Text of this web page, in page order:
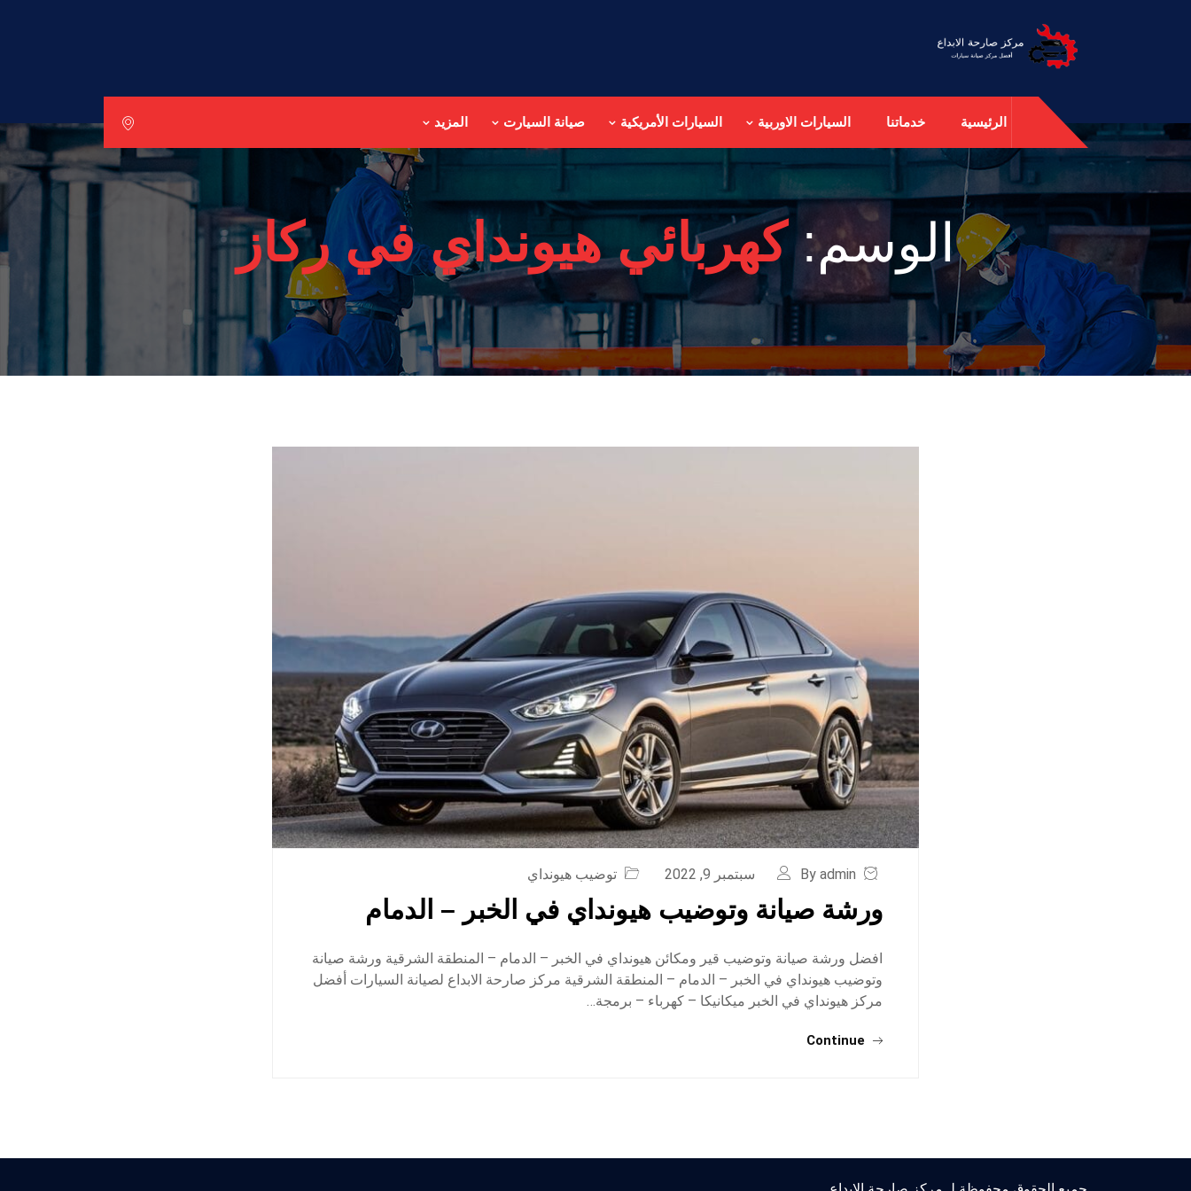
الرئيسية خدماتنا السيارات الاوربية السيارات الأمريكية صيانة السيارت المزيد
الوسم:كهربائي هيونداي في ركاز
By admin سبتمبر 9, 2022 توضيب هيونداي
ورشة صيانة وتوضيب هيونداي في الخبر – الدمام
افضل ورشة صيانة وتوضيب قير ومكائن هيونداي في الخبر – الدمام – المنطقة الشرقية ورشة صيانة
وتوضيب هيونداي في الخبر – الدمام – المنطقة الشرقية مركز صارحة الابداع لصيانة السيارات أفضل
مركز هيونداي في الخبر ميكانيكا – كهرباء – برمجة…
Continue